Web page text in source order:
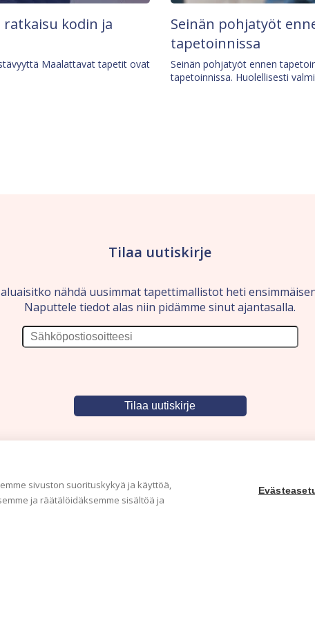
sivuston suorituskykyä ja käyttöä,
ja räätälöidäksemme sisältöä ja
ratkaisu kodin ja
Maalattavat tapetit ovat
Seinän pohjatyöt
tapetoinnissa
Seinän pohjatyöt ennen
tapetoinnissa. Huolellisesti
Tilaa uutiskirje
nähdä uusimmat tapettimallistot heti
Naputtele tiedot alas niin pidämme sinut ajantasalla.